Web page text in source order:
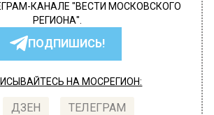
КАНАЛЕ "ВЕСТИ МОСКОВСКОГО
РЕГИОНА".
ПОДПИШИСЬ!
НА МОСРЕГИОН:
ДЗЕН ТЕЛЕГРАМ